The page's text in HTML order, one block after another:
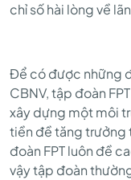
chỉ số hài lòng về
Để có được những
CBNV, tập đoàn
xây dựng một môi
tiền đề tăng trưởng
đoàn FPT luôn đề
vậy tập đoàn